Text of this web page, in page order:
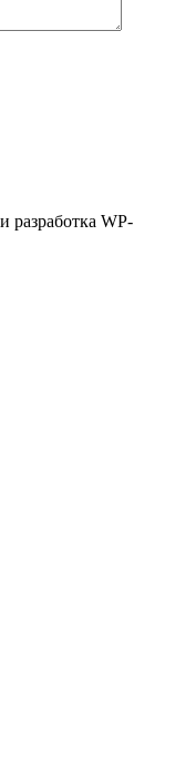
разработка WP-